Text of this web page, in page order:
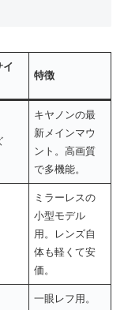
イ
特徴
キヤノンの最
新メインマウ
ント。高画質
で多機能。
ミラーレスの
小型モデル
用。レンズ自
体も軽くて安
価。
一眼レフ用。